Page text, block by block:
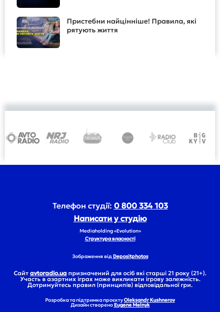
Пристебни найцінніше! Правила, які
рятують життя
Телефон студії: 0 800 334 103
Написати у студію
Mediaholding «Evolution»
Структура власності
Зображення відDepositphotos
Сайт avtoradio.ua призначений для осіб які старші 21 року (21+).
Участь в азартних іграх може викликати ігрову залежність.
Дотримуйтесь правил (принципів) відповідальної гри.
Розробка та підтримка проєктуOleksandr Kushnerov
Дизайн створеноEugene Melnyk